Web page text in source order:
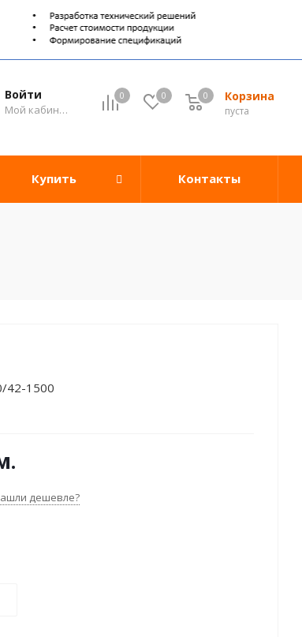
0 0 Корзина
0
пуста
0
Войти
Мой кабинет
Купить Контакты
42-1500
дешевле?